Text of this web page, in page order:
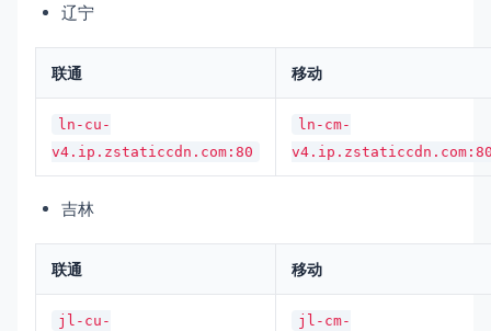
辽宁
联通 移动
ln-cu-
v4.ip.zstaticcdn.com:80
ln-cm-
吉林
联通 移动
jl-cu-
jl-cm-